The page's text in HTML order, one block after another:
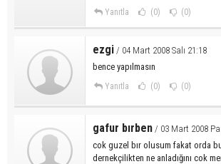
Yanıtla (0) (0)
ezgi / 04 Mart 2008 Salı 21:18
bence yapılmasın
Yanıtla (0) (0)
gafur bırben / 03 Mart 2008
cok guzel bır olusum fakat orda
dernekçilikten ne anladığını cok